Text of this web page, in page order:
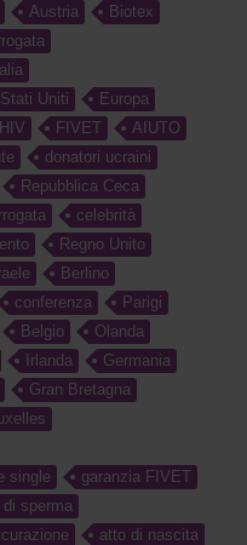
Austria
Biotex
Stati Uniti
Europa
HIV FIVET
AIUTO
donatori ucraini
Repubblica Ceca
celebrità
Regno Unito
Berlino
conferenza
Parigi
Belgio
Olanda
Irlanda
Germania
Gran Bretagna
single
garanzia FIVET
sperma
atto di nascita